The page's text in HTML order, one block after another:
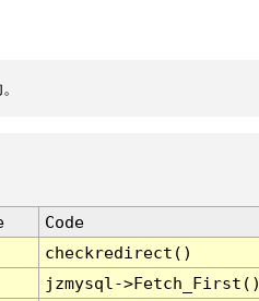
Code
checkredirect()
jzmysql-